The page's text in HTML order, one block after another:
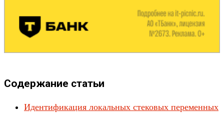
Содержание статьи
Идентификация локальных стековых переменных